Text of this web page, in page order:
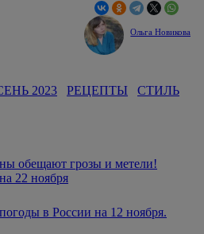
Ольга Новикова
2023 РЕЦЕПТЫ
СТИЛЬ
обещают грозы и метели!
22 ноября
в России на 12 ноября.